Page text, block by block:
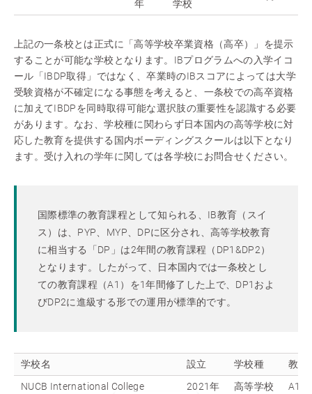
年
学校
上記の一条校とは正式に「高等学校卒業資格（高卒）」を提示
することが可能な学校となります。IBプログラムへの入学イコ
ール「IBDP取得」ではなく、卒業時のIBスコアによっては大学
受験資格が不確定になる事態を考えると、一条校での高卒資格
に加えてIBDPを同時取得可能な選択肢の重要性を認識する必要
があります。なお、学校種に関わらず日本国内の高等学校に対
応した教育を提供する国内ボーディングスクールは以下となり
ます。受け入れの学年に関しては各学校にお問合せください。
国際標準の教育課程として知られる、IB教育（スイ
ス）は、PYP、MYP、DPに区分され、高等学校教育
に相当する「DP」は2年間の教育課程（DP1&DP2）
となります。したがって、日本国内では一条校とし
ての教育課程（A1）を1年間修了した上で、DP1およ
びDP2に進級する形での運用が標準的です。
学校名 設立 学校種
教育
NUCB International College
2021年 高等学校